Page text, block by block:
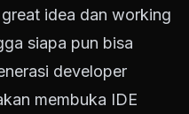
idea dan working
siapa pun bisa
developer
membuka IDE